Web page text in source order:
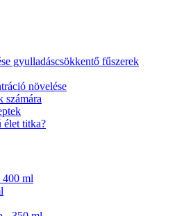
gyulladáscsökkentő fűszerek
növelése
számára
élet titka?
ml